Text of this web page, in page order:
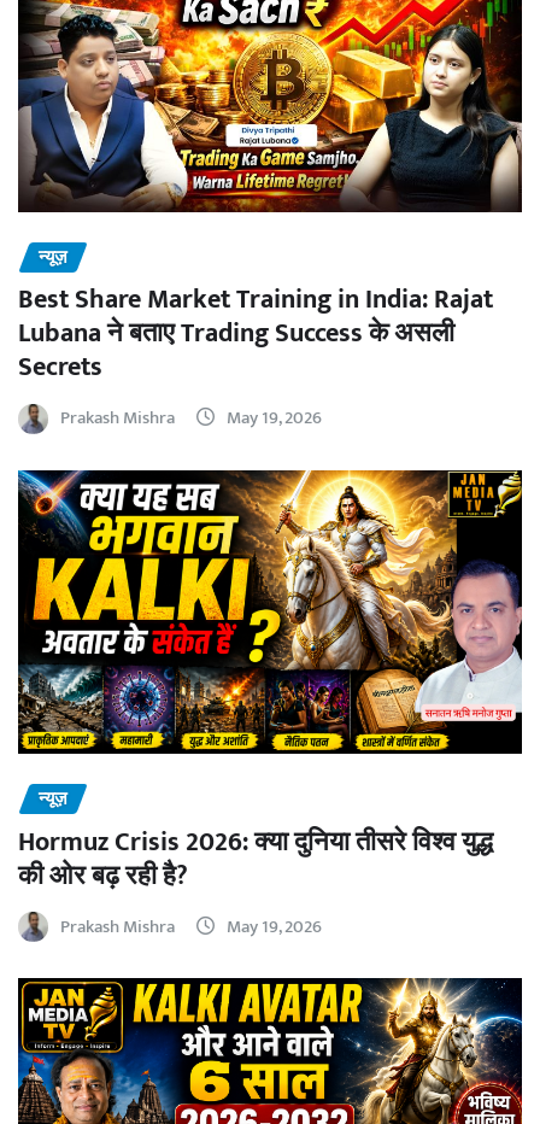
न्यूज़
Best Share Market Training in India: Rajat
Lubana ने बताए Trading Success के असली
Secrets
Prakash Mishra May 19, 2026
न्यूज़
Hormuz Crisis 2026: क्या दुनिया तीसरे विश्व युद्ध
की ओर बढ़ रही है?
Prakash Mishra May 19, 2026